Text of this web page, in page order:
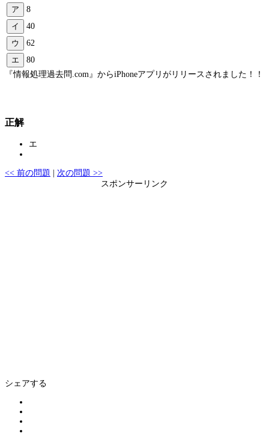
ア
8
イ
40
ウ
62
エ
80
『情報処理過去問.com』からiPhoneアプリがリリースされました！！
正解
エ
<< 前の問題
次の問題 >>
スポンサーリンク
シェアする